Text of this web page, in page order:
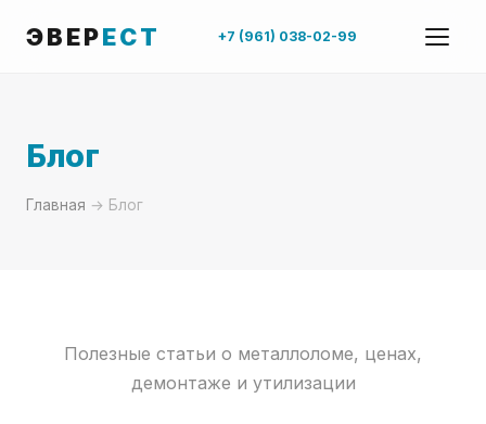
ЭВЕРЕСТ +7 (961) 038-02-99
Блог
Главная → Блог
Полезные статьи о металлоломе, ценах,
демонтаже и утилизации